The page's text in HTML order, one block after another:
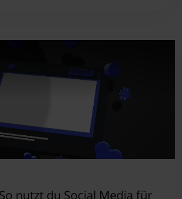
nutzt du Social Media für